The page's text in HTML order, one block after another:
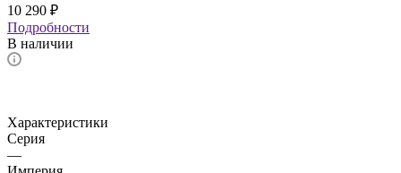
10 290 ₽
Подробности
В наличии
Характеристики
Серия
—